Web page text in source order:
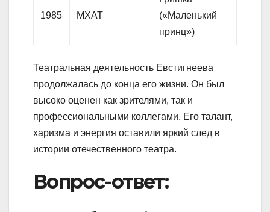
1985 МХАТ
(«Маленький
принц»)
Театральная деятельность Евстигнеева
продолжалась до конца его жизни. Он был
высоко оценен как зрителями, так и
профессиональными коллегами. Его талант,
харизма и энергия оставили яркий след в
истории отечественного театра.
Вопрос-ответ: